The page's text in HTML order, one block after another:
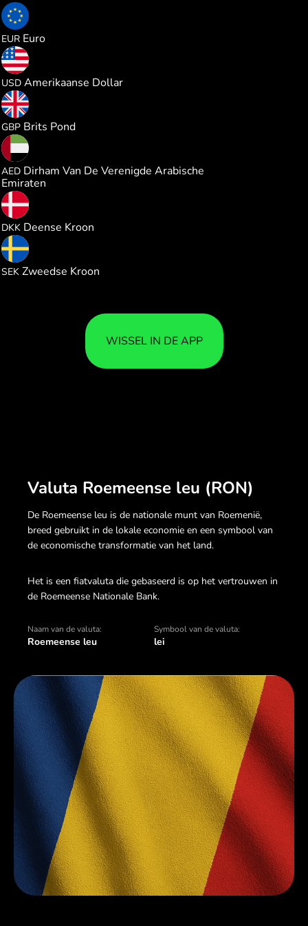
EUR Euro
USD Amerikaanse Dollar
GBP Brits Pond
AED Dirham Van De Verenigde Arabische
Emiraten
DKK Deense Kroon
SEK Zweedse Kroon
WISSEL IN DE APP
Valuta Roemeense leu (RON)
De Roemeense leu is de nationale munt van Roemenië,
breed gebruikt in de lokale economie en een symbool van
de economische transformatie van het land.
Het is een fiatvaluta die gebaseerd is op het vertrouwen in
de Roemeense Nationale Bank.
Naam van de valuta:
Roemeense leu
Symbool van de valuta:
lei